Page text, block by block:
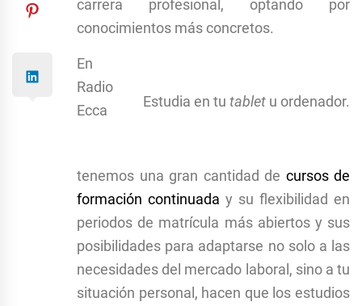
carrera profesional, optando por
conocimientos más concretos.
Estudia en tu tablet u ordenador.
En
Radio
Ecca
tenemos una gran cantidad de cursos de
formación continuada y su flexibilidad en
periodos de matrícula más abiertos y sus
posibilidades para adaptarse no solo a las
necesidades del mercado laboral, sino a tu
situación personal, hacen que los estudios